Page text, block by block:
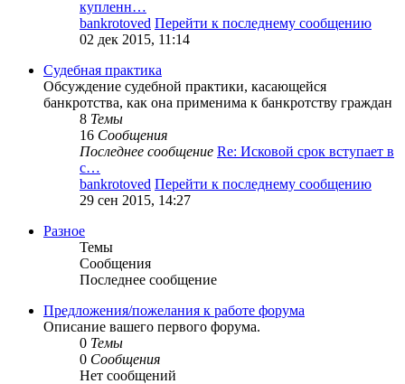
купленн…
bankrotoved Перейти к последнему сообщению
02 дек 2015, 11:14
Судебная практика
Обсуждение судебной практики, касающейся
банкротства, как она применима к банкротству граждан
8 Темы
16 Сообщения
Последнее сообщение Re: Исковой срок вступает в
с…
bankrotoved Перейти к последнему сообщению
29 сен 2015, 14:27
Разное
Темы
Сообщения
Последнее сообщение
Предложения/пожелания к работе форума
Описание вашего первого форума.
0 Темы
0 Сообщения
Нет сообщений